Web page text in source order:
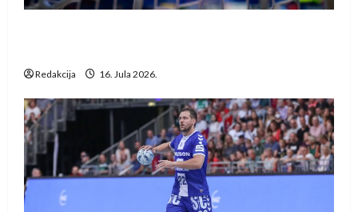
Redakcija 16. Jula 2026.